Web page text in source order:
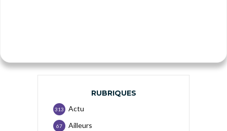
RUBRIQUES
Actu
313
Ailleurs
67